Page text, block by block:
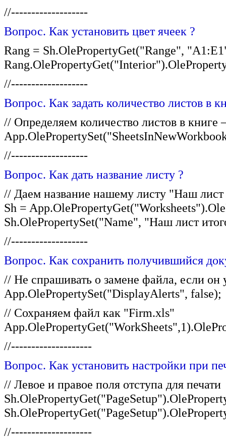
//-------------------
Вопрос. Как установить цвет ячеек ?
Rang = Sh.OlePropertyGet("Range",
//-------------------
Вопрос. Как задать количество листов в
// Определяем количество листов в
//-------------------
Вопрос. Как дать название листу ?
// Даем название нашему листу "Наш лист
Sh =
Sh.OlePropertySet("Name", "Наш лист
//-------------------
Вопрос. Как сохранить получившийся
// Не спрашивать о замене файла, если он
App.OlePropertySet("DisplayAlerts", false);
// Сохраняем файл как "Firm.xls"
//--------------------
Вопрос. Как установить настройки при
// Левое и правое поля отступа для печати
//--------------------